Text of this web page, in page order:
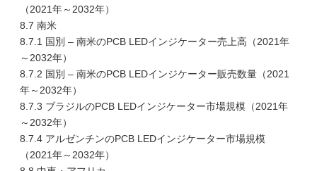
（2021年～2032年）
8.7 南米
8.7.1 国別 – 南米のPCB LEDインジケーター売上高（2021年
～2032年）
8.7.2 国別 – 南米のPCB LEDインジケーター販売数量（2021
年～2032年）
8.7.3 ブラジルのPCB LEDインジケーター市場規模（2021年
～2032年）
8.7.4 アルゼンチンのPCB LEDインジケーター市場規模
（2021年～2032年）